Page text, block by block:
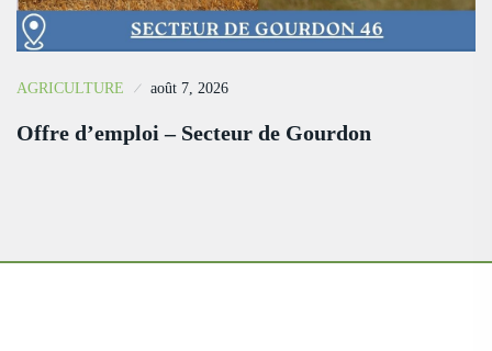
AGRICULTURE août 7, 2026
Offre d’emploi – Secteur de Gourdon